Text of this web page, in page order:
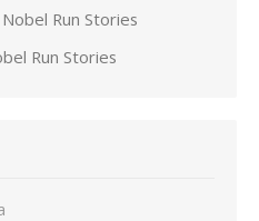
Run Stories
Run Stories